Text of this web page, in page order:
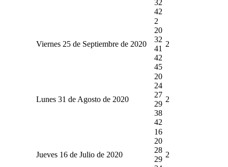
32
42
Viernes 25 de Septiembre de 2020
2
20
32
41
42
45
2
Lunes 31 de Agosto de 2020
20
24
27
29
38
42
2
Jueves 16 de Julio de 2020
16
20
28
29
2